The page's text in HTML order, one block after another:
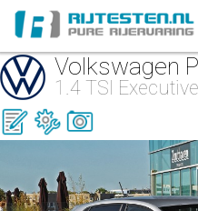
Volkswagen
1.4 TSI